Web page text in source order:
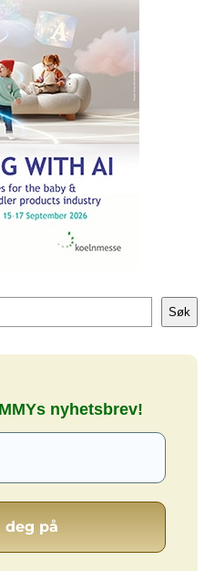
Søk
nyhetsbrev!